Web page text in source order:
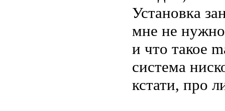
Установка
мне не
и что такое
система
кстати, про